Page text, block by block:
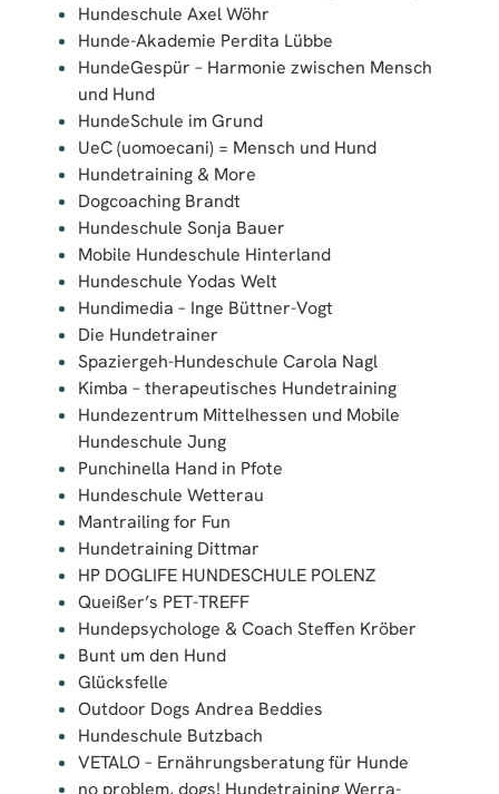
Hundeschule Axel Wöhr
Hunde-Akademie Perdita Lübbe
HundeGespür – Harmonie zwischen Mensch
und Hund
HundeSchule im Grund
UeC (uomoecani) = Mensch und Hund
Hundetraining & More
Dogcoaching Brandt
Hundeschule Sonja Bauer
Mobile Hundeschule Hinterland
Hundeschule Yodas Welt
Hundimedia – Inge Büttner-Vogt
Die Hundetrainer
Spaziergeh-Hundeschule Carola Nagl
Kimba – therapeutisches Hundetraining
Hundezentrum Mittelhessen und Mobile
Hundeschule Jung
Punchinella Hand in Pfote
Hundeschule Wetterau
Mantrailing for Fun
Hundetraining Dittmar
HP DOGLIFE HUNDESCHULE POLENZ
Queißer’s PET-TREFF
Hundepsychologe & Coach Steffen Kröber
Bunt um den Hund
Glücksfelle
Outdoor Dogs Andrea Beddies
Hundeschule Butzbach
VETALO – Ernährungsberatung für Hunde
no problem, dogs! Hundetraining Werra-